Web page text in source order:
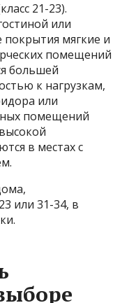
21-23).
или
мягкие и
помещений
большей
к нагрузкам,
или
помещений
в местах с
или 31-34, в